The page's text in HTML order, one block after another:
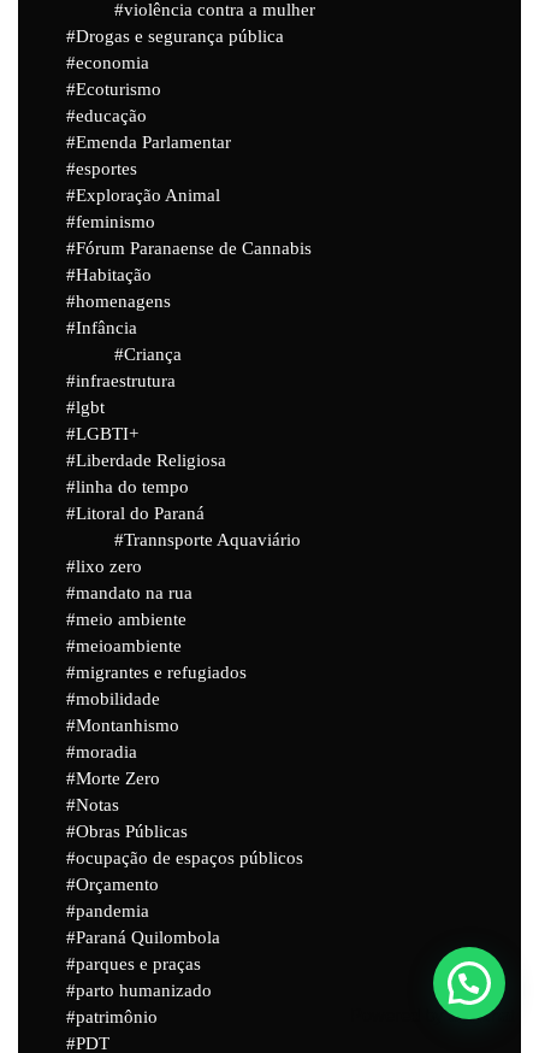
violência contra a mulher
Drogas e segurança pública
economia
Ecoturismo
educação
Emenda Parlamentar
esportes
Exploração Animal
feminismo
Fórum Paranaense de Cannabis
Habitação
homenagens
Infância
Criança
infraestrutura
lgbt
LGBTI+
Liberdade Religiosa
linha do tempo
Litoral do Paraná
Trannsporte Aquaviário
lixo zero
mandato na rua
meio ambiente
meioambiente
migrantes e refugiados
mobilidade
Montanhismo
moradia
Morte Zero
Notas
Obras Públicas
ocupação de espaços públicos
Orçamento
pandemia
Paraná Quilombola
parques e praças
parto humanizado
patrimônio
PDT
Powered byJoinchat